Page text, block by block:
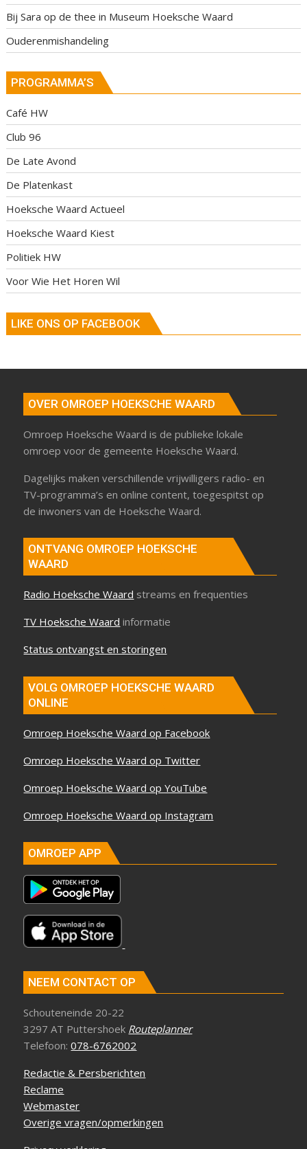
Bij Sara op de thee in Museum Hoeksche Waard
Ouderenmishandeling
PROGRAMMA’S
Café HW
Club 96
De Late Avond
De Platenkast
Hoeksche Waard Actueel
Hoeksche Waard Kiest
Politiek HW
Voor Wie Het Horen Wil
LIKE ONS OP FACEBOOK
OVER OMROEP HOEKSCHE WAARD
Omroep Hoeksche Waard is de publieke lokale
omroep voor de gemeente Hoeksche Waard.
Dagelijks maken verschillende vrijwilligers radio- en
TV-programma’s en online content, toegespitst op
de inwoners van de Hoeksche Waard.
ONTVANG OMROEP HOEKSCHE
WAARD
Radio Hoeksche Waard streams en frequenties
TV Hoeksche Waard informatie
Status ontvangst en storingen
VOLG OMROEP HOEKSCHE WAARD
ONLINE
Omroep Hoeksche Waard op Facebook
Omroep Hoeksche Waard op Twitter
Omroep Hoeksche Waard op YouTube
Omroep Hoeksche Waard op Instagram
OMROEP APP
NEEM CONTACT OP
Schouteneinde 20-22
3297 AT Puttershoek Routeplanner
Telefoon:078-6762002
Redactie & Persberichten
Reclame
Webmaster
Overige vragen/opmerkingen